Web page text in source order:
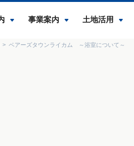
事業案内 土地活用
ベアーズタウンライカム ～浴室について～